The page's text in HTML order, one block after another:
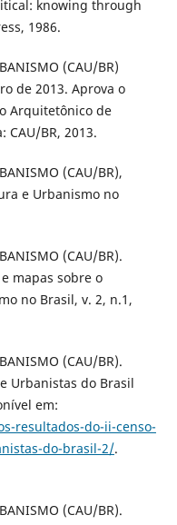
knowing through
1986.
(CAU/BR)
de 2013. Aprova o
Arquitetônico de
CAU/BR, 2013.
(CAU/BR),
e Urbanismo no
(CAU/BR).
mapas sobre o
no Brasil, v. 2, n.1,
(CAU/BR).
Urbanistas do Brasil
em:
resultados-do-ii-censo-
do-brasil-2/.
(CAU/BR).